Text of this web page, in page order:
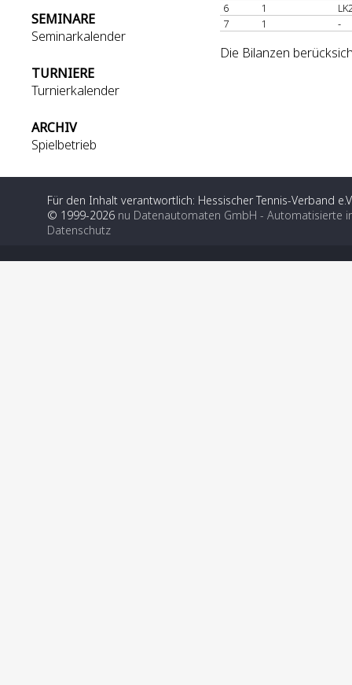
SEMINARE
Seminarkalender
TURNIERE
Turnierkalender
ARCHIV
Spielbetrieb
6
1
7
1 -
Die Bilanzen
Für den Inhalt verantwortlich: Hessischer Tennis-Verband
© 1999-2026 nu Datenautomaten GmbH - Automatisierte
Datenschutz